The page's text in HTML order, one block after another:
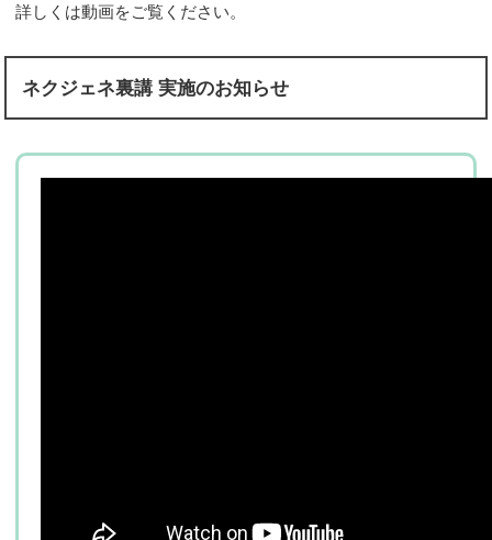
詳しくは動画をご覧ください。
ネクジェネ裏講 実施のお知らせ